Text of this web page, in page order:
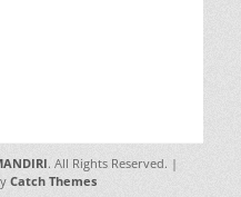
. All Rights Reserved. |
Catch Themes